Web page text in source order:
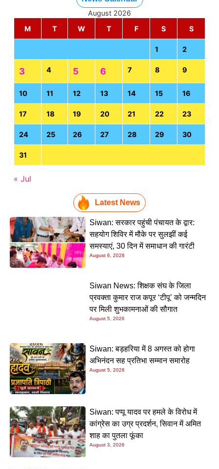
August 2026
M
T W T F S S
1 2
3 4 5 6 7 8 9
10 11 12 13 14 15 16
17 18 19 20 21 22 23
24 25 26 27 28 29 30
31
« Jul
Latest News
Siwan: सरकार पहुंची पंचायत के द्वार:
सहयोग शिविर में मौके पर सुलझीं कई
समस्याएं, 30 दिन में समाधान की गारंटी
August 6, 2026
Siwan News: शिक्षक संघ के जिला
प्रवक्ता कुमार राज कपूर ‘टीपू’ को जन्मदिन
पर मिली शुभकामनाओं की सौगात
August 5, 2026
Siwan: बड़हरिया में 8 अगस्त को होगा
अभिनंदन सह प्रतिभा सम्मान समारोह
August 5, 2026
Siwan: पप्पू यादव पर हमले के विरोध में
कांग्रेस का उग्र प्रदर्शन, सिवान में अमित
शाह का पुतला फूंका
August 3, 2026